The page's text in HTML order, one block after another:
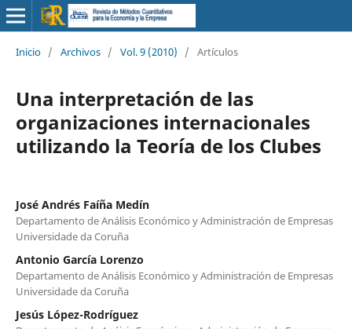
Inicio / Archivos / Vol. 9 (2010) / Artículos
Una interpretación de las
organizaciones internacionales
utilizando la Teoría de los Clubes
José Andrés Faíña Medín
Departamento de Análisis Económico y Administración de Empresas
Universidade da Coruña
Antonio García Lorenzo
Departamento de Análisis Económico y Administración de Empresas
Universidade da Coruña
Jesús López-Rodríguez